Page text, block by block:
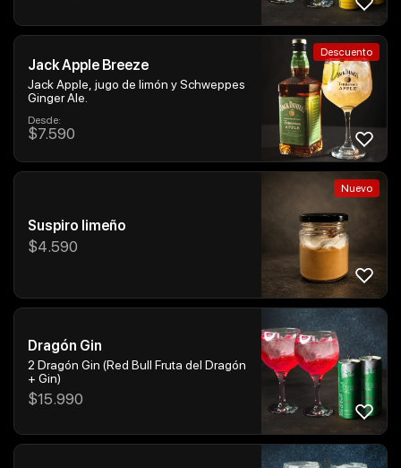
Jack Apple Breeze
Jack Apple, jugo de limón y Schweppes
Ginger Ale.
Desde:
$7.590
Descuento
Suspiro limeño
$4.590
Nuevo
Dragón Gin
2 Dragón Gin (Red Bull Fruta del Dragón
+ Gin)
$15.990